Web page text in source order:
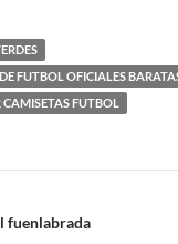
FUTBOL OFICIALES
FUTBOL
fuenlabrada